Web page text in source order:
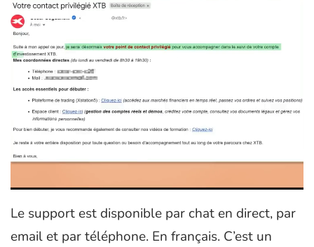
Le support est disponible par chat en direct, par
email et par téléphone. En français. C’est un